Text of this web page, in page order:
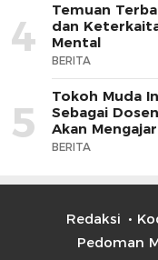
4
Temuan
dan
Mental
BERITA
5
Tokoh Muda
Sebagai
Akan
BERITA
Redaksi
Pedoman